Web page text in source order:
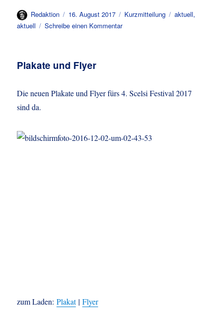
bo
ok
to
do
ailn
Autor
Redaktion
Veröffentlicht
am
16. August 2017 Format
Kurzmitteilung Kategorien
aktuell,
aktuell
Schreibe einen Kommentarzu
Plakate und Flyer
Die neuen Plakate und Flyer fürs 4. Scelsi Festival 2017
sind da.
zum Laden:Plakat|Flyer